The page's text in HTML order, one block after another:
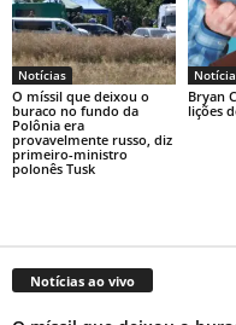
Notícias
O míssil que deixou o
buraco no fundo da
Polônia era
provavelmente russo, diz
primeiro-ministro
polonês Tusk
Bryan
lições
Notícias ao vivo